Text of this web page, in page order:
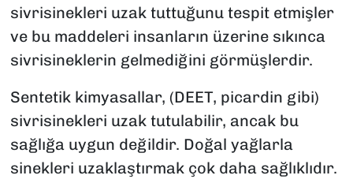
sivrisinekleri uzak tuttuğunu tespit etmişler
ve bu maddeleri insanların üzerine sıkınca
sivrisineklerin gelmediğini görmüşlerdir.
Sentetik kimyasallar, (DEET, picardin gibi)
sivrisinekleri uzak tutulabilir, ancak bu
sağlığa uygun değildir. Doğal yağlarla
sinekleri uzaklaştırmak çok daha sağlıklıdır.